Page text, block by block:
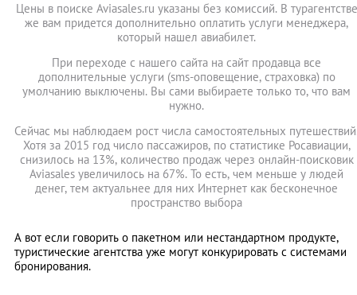
Цены в поиске Aviasales.ru указаны без комиссий. В турагентстве
же вам придется дополнительно оплатить услуги менеджера,
который нашел авиабилет.
При переходе с нашего сайта на сайт продавца все
дополнительные услуги (sms-оповещение, страховка) по
умолчанию выключены. Вы сами выбираете только то, что вам
нужно.
Сейчас мы наблюдаем рост числа самостоятельных
Хотя за 2015 год число пассажиров, по статистике Росавиации,
снизилось на 13%, количество продаж через онлайн-поисковик
Aviasales увеличилось на 67%. То есть, чем меньше у людей
денег, тем актуальнее для них Интернет как бесконечное
пространство выбора
А вот если говорить о пакетном или нестандартном продукте,
туристические агентства уже могут конкурировать с системами
бронирования.